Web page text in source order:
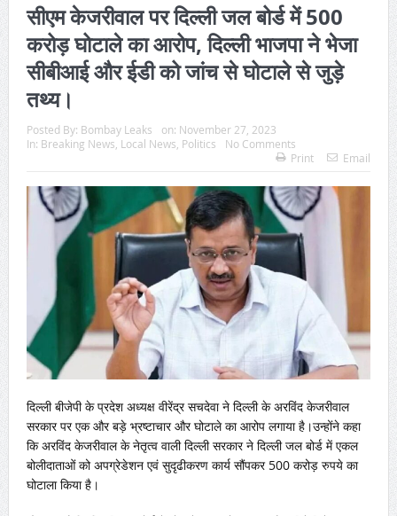
सीएम केजरीवाल पर दिल्ली जल बोर्ड में 500
करोड़ घोटाले का आरोप, दिल्ली भाजपा ने भेजा
सीबीआई और ईडी को जांच से घोटाले से जुड़े
तथ्य।
Posted By: Bombay Leaks on: November 27, 2023
In: Breaking News Local News Politics
No Comments
Print
Email
दिल्ली बीजेपी के प्रदेश अध्यक्ष वीरेंद्र सचदेवा ने दिल्ली के अरविंद केजरीवाल
सरकार पर एक और बड़े भ्रष्टाचार और घोटाले का आरोप लगाया है।उन्होंने कहा
कि अरविंद केजरीवाल के नेतृत्व वाली दिल्ली सरकार ने दिल्ली जल बोर्ड में एकल
बोलीदाताओं को अपग्रेडेशन एवं सुदृढीकरण कार्य सौंपकर 500 करोड़ रुपये का
घोटाला किया है।